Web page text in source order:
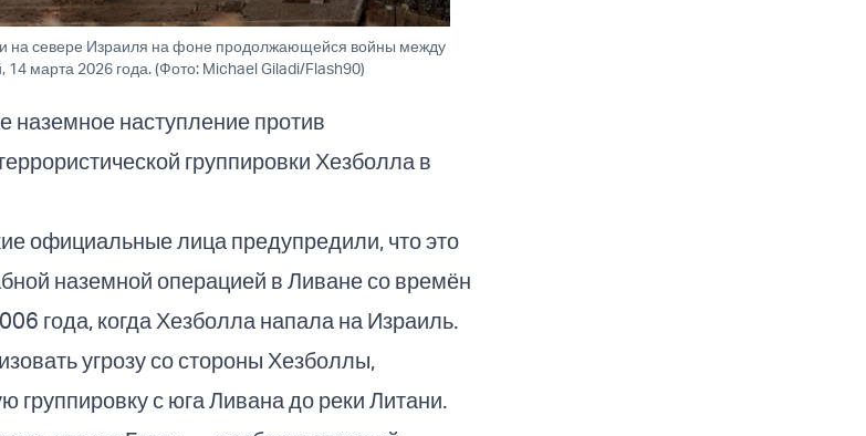
на севере Израиля на фоне продолжающейся войны между
марта 2026 года. (Фото: Michael Giladi/Flash90)
наземное наступление против
группировки Хезболла в
официальные лица предупредили, что это
наземной операцией в Ливане со времён
года, когда Хезболла напала на Израиль.
угрозу со стороны Хезболлы,
группировку с юга Ливана до реки Литани.